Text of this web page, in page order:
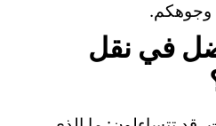
وجوهكم.
في نقل